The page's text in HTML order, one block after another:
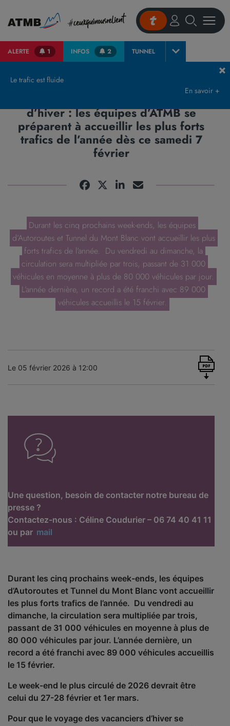
ALERTE 1 INFOS 2 TUNNEL
Le trafic est fluide
En savoir +
d’hiver : les équipes d’ATMB se
préparent à accueillir les plus forts
trafics de l’année dès ce samedi 7
février
Durant les cinq prochains week-ends, les équipes
d’Autoroutes et Tunnel du Mont Blanc vont accueillir les plus
forts trafics de l’année. Du vendredi au dimanche, la
circulation sera multipliée par trois, passant de 31 000
véhicules en moyenne à plus de 80 000 véhicules par jour.
L’année dernière, un record a été franchi avec 89 000
véhicules accueillis le 15 février.
Le 05 février 2026 à 12:00
Une question, besoin de contacter notre bureau de
presse ?
Contactez-nous : Céline Coudurier – 06 74 40 41 11
ou par mail
Durant les cinq prochains week-ends, les équipes
d’Autoroutes et Tunnel du Mont Blanc vont accueillir
les plus forts trafics de l’année. Du vendredi au
dimanche, la circulation sera multipliée par trois,
passant de 31 000 véhicules en moyenne à plus de
80 000 véhicules par jour. L’année dernière, un
record a été franchi avec 89 000 véhicules accueillis
le 15 février.
Le week-end le plus circulé de 2026 devrait être
celui du 27-28 février et 1er mars.
Pour que le voyage des vacanciers d’hiver se